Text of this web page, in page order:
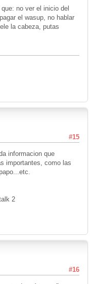
no ver el inicio del
el wasup, no hablar
la cabeza, putas
#15
informacion que
importantes, como las
2
#16